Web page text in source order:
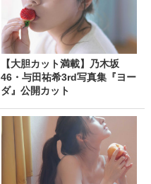
【大胆カット満載】乃木坂
46・与田祐希3rd写真集『ヨー
ダ』公開カット